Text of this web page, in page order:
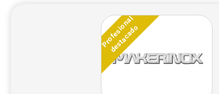
Profesional
destacado